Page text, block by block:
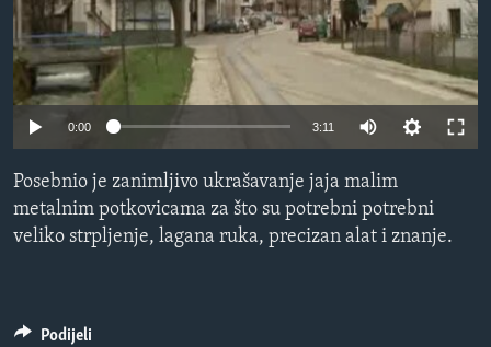
MAGAZIN
O GLASU AMERIKE
Learning English
PRATITE NAS
0:00 3:11
Posebnio je zanimljivo ukrašavanje jaja malim
metalnim potkovicama za što su potrebni potrebni
veliko strpljenje, lagana ruka, precizan alat i znanje.
Podijeli